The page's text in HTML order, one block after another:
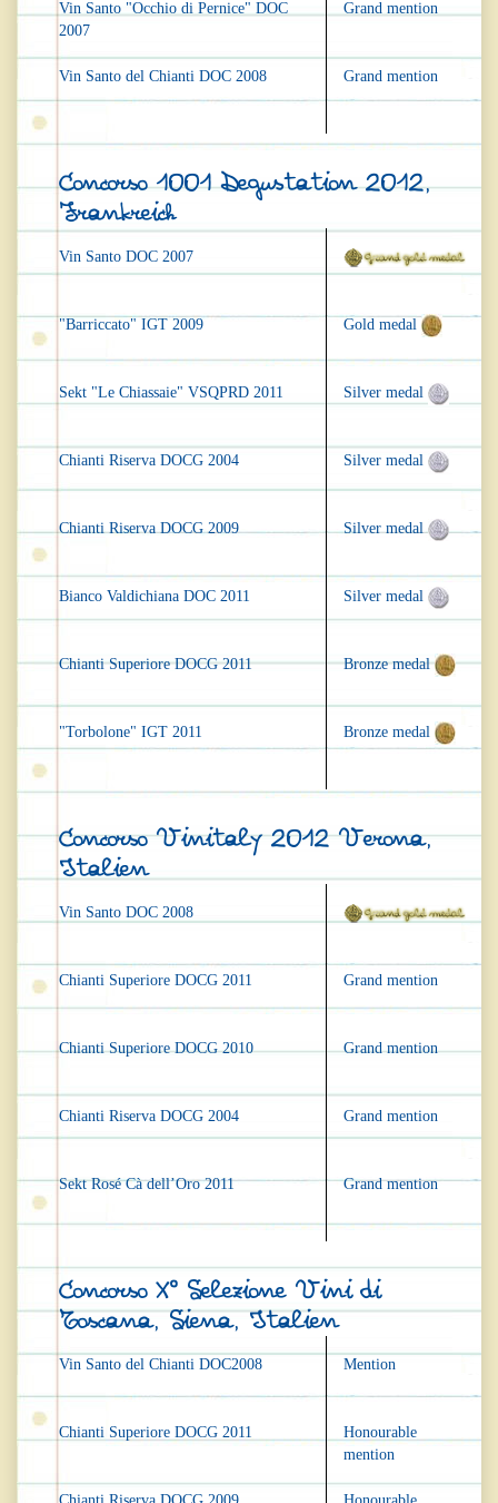
Vin Santo "Occhio di Pernice" DOC
2007
Vin Santo del Chianti DOC 2008
Grand mention
Grand mention
Concorso 1001 Degustation 2012,
Frankreich
Vin Santo DOC 2007
"Barriccato" IGT 2009
Sekt "Le Chiassaie" VSQPRD 2011
Chianti Riserva DOCG 2004
Chianti Riserva DOCG 2009
Bianco Valdichiana DOC 2011
Chianti Superiore DOCG 2011
"Torbolone" IGT 2011
Gold medal
Silver medal
Silver medal
Silver medal
Silver medal
Bronze medal
Bronze medal
Concorso Vinitaly 2012 Verona,
Italien
Vin Santo DOC 2008
Chianti Superiore DOCG 2011
Chianti Superiore DOCG 2010
Chianti Riserva DOCG 2004
Sekt Rosé Cà dell’Oro 2011
Grand mention
Grand mention
Grand mention
Grand mention
Concorso X° Selezione Vini di
Toscana, Siena, Italien
Vin Santo del Chianti DOC2008
Chianti Superiore DOCG 2011
Mention
Honourable
mention